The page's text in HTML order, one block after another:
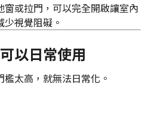
窗或拉門，可以完全開啟讓室內
視覺阻礙。
以日常使用
太高，就無法日常化。